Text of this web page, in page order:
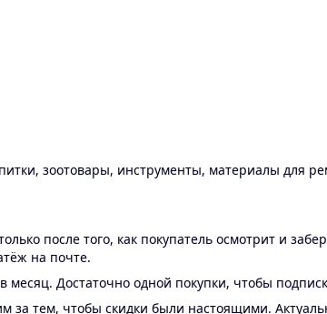
зоотовары, инструменты, материалы для
после того, как покупатель осмотрит и
на почте.
Достаточно одной покупки, чтобы
за тем, чтобы скидки были настоящими.